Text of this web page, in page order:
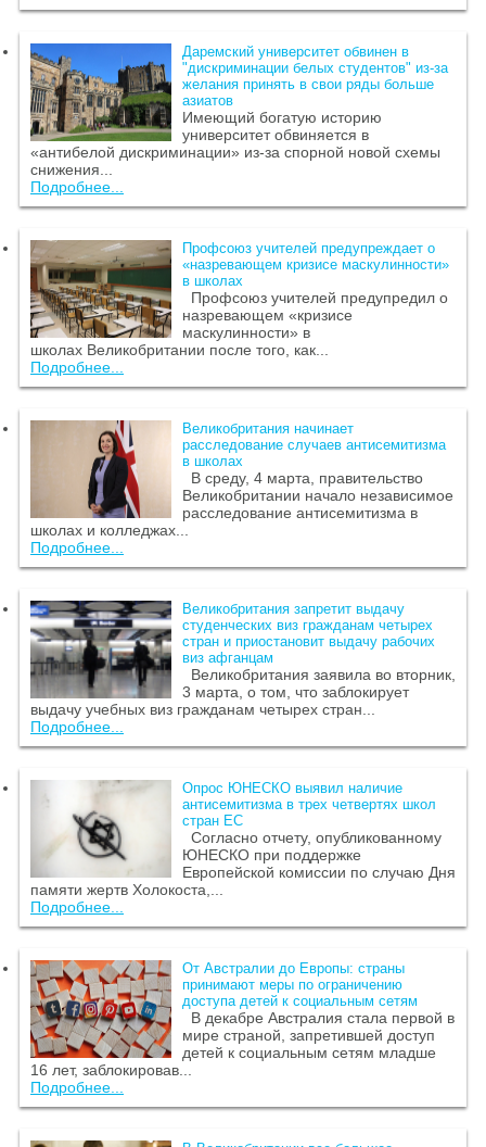
Даремский университет обвинен в
"дискриминации белых студентов" из-за
желания принять в свои ряды больше
азиатов
Имеющий богатую историю
университет обвиняется в
«антибелой дискриминации» из-за спорной новой схемы
снижения...
Подробнее...
Профсоюз учителей предупреждает о
«назревающем кризисе маскулинности»
в школах
Профсоюз учителей предупредил о
назревающем «кризисе
маскулинности» в
школах Великобритании после того, как...
Подробнее...
Великобритания начинает
расследование случаев антисемитизма
в школах
В среду, 4 марта, правительство
Великобритании начало независимое
расследование антисемитизма в
школах и колледжах...
Подробнее...
Великобритания запретит выдачу
студенческих виз гражданам четырех
стран и приостановит выдачу рабочих
виз афганцам
Великобритания заявила во вторник,
3 марта, о том, что заблокирует
выдачу учебных виз гражданам четырех стран...
Подробнее...
Опрос ЮНЕСКО выявил наличие
антисемитизма в трех четвертях школ
стран ЕС
Согласно отчету, опубликованному
ЮНЕСКО при поддержке
Европейской комиссии по случаю Дня
памяти жертв Холокоста,...
Подробнее...
От Австралии до Европы: страны
принимают меры по ограничению
доступа детей к социальным сетям
В декабре Австралия стала первой в
мире страной, запретившей доступ
детей к социальным сетям младше
16 лет, заблокировав...
Подробнее...